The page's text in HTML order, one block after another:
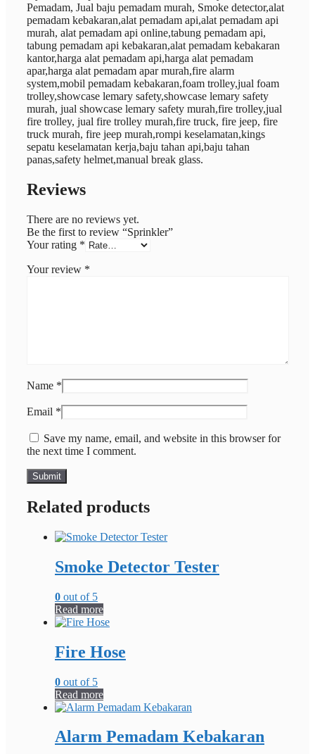
Pemadam, Jual baju pemadam murah, Smoke detector,alat
pemadam kebakaran,alat pemadam api,alat pemadam api
murah, alat pemadam api online,tabung pemadam api,
tabung pemadam api kebakaran,alat pemadam kebakaran
kantor,harga alat pemadam api,harga alat pemadam
apar,harga alat pemadam apar murah,fire alarm
system,mobil pemadam kebakaran,foam trolley,jual foam
trolley,showcase lemary safety,showcase lemary safety
murah, jual showcase lemary safety murah,fire trolley,jual
fire trolley, jual fire trolley murah,fire truck, fire jeep, fire
truck murah, fire jeep murah,rompi keselamatan,kings
sepatu keselamatan kerja,baju tahan api,baju tahan
panas,safety helmet,manual break glass.
Reviews
There are no reviews yet.
Be the first to review “Sprinkler”
Your rating *
Your review *
Name *
Email *
Save my name, email, and website in this browser for
the next time I comment.
Related products
Smoke Detector Tester
0 out of 5
Read more
Fire Hose
0 out of 5
Read more
Alarm Pemadam Kebakaran